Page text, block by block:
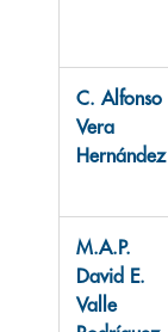
C. Alfonso
Vera
Hernández
M.A.P.
David E.
Valle